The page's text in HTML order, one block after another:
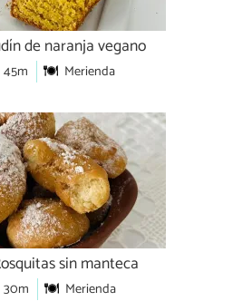
de naranja vegano
45m Merienda
sin manteca
30m Merienda